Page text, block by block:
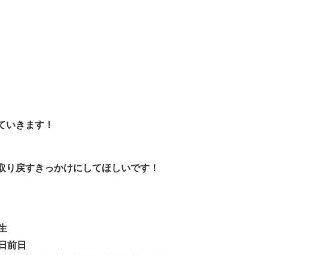
いきます！
戻すきっかけにしてほしいです！
前日